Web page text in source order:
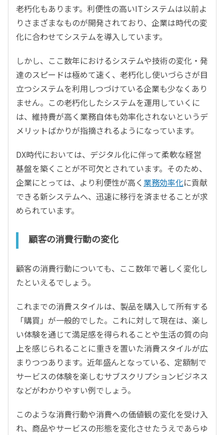
老朽化もあります。利便性の高いITシステムは以前よ
りさまざまなものが開発されており、企業は時代の変
化に合わせてシステムを導入しています。
しかし、ここ数年におけるシステムや技術の変化・発
達のスピードは極めて速く、老朽化し使いづらさが目
立つシステムを利用しつづけている企業も少なくあり
ません。この老朽化したシステムを運用していくに
は、維持費が高く業務自体も効率化されないというデ
メリットばかりが指摘されるようになっています。
DX時代においては、デジタル化に伴って柔軟な経営
基盤を築くことが不可欠とされています。そのため、
企業にとっては、より利便性が高く業務効率化に貢献
できる新システムへ、迅速に移行を済ませることが求
められています。
顧客の消費行動の変化
顧客の消費行動についても、ここ数年で著しく変化し
たといえるでしょう。
これまでの消費スタイルは、製品を購入して所有する
「購買」が一般的でした。これに対して現在は、楽し
い体験を通じて満足感を得られることや生活の質の向
上を感じられることに重きを置いた消費スタイルが広
まりつつあります。近年盛んとなっている、定額制で
サービスの体験を楽しむサブスクリプションビジネス
などがわかりやすい例でしょう。
このような消費行動や消費への価値観の変化を受け入
れ、商品やサービスの形態を変化させたうえであらゆ